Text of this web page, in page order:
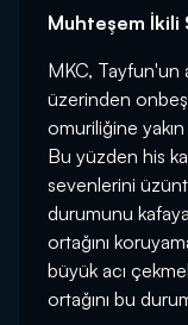
Muhteşem İkili
MKC, Tayfun'un
üzerinden onbeş
omuriliğine yakın
Bu yüzden his
sevenlerini
durumunu
ortağını
büyük acı
ortağını bu